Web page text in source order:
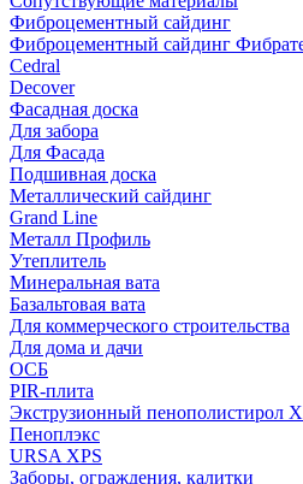
Фиброцементный сайдинг
Фиброцементный сайдинг
Cedral
Decover
Фасадная доска
Для забора
Для Фасада
Подшивная доска
Металлический сайдинг
Grand Line
Металл Профиль
Утеплитель
Минеральная вата
Базальтовая вата
Для коммерческого строительства
Для дома и дачи
ОСБ
PIR-плита
Экструзионный пенополистирол
Пеноплэкс
URSA XPS
Заборы, ограждения, калитки